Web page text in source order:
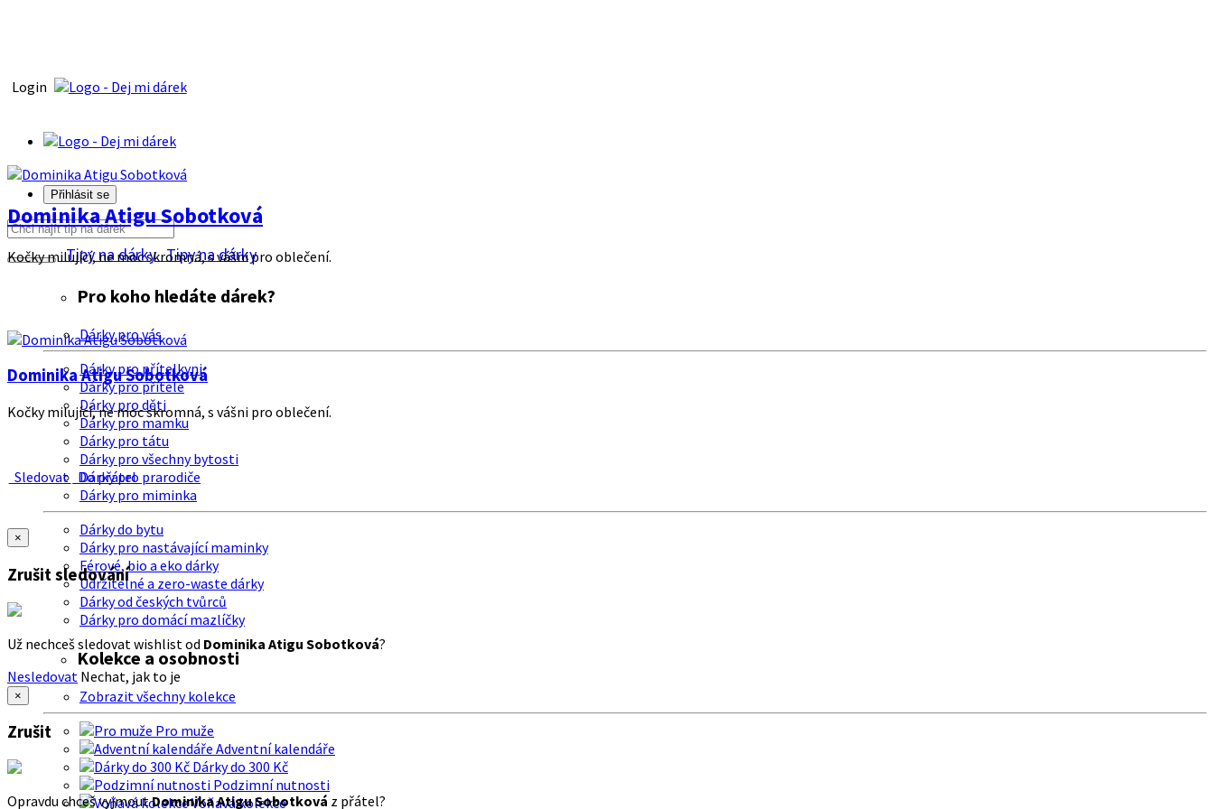
Login
Přihlásit se
Tipy na dárkyTipy na dárky
Pro koho hledáte dárek?
Dárky pro vás
Dárky pro přítelkyni
Dárky pro přítele
Dárky pro děti
Dárky pro mamku
Dárky pro tátu
Dárky pro všechny bytosti
Dárky pro prarodiče
Dárky pro miminka
Dárky do bytu
Dárky pro nastávající maminky
Férové, bio a eko dárky
Udržitelné a zero-waste dárky
Dárky od českých tvůrců
Dárky pro domácí mazlíčky
Kolekce a osobnosti
Zobrazit všechny kolekce
Pro muže
Adventní kalendáře
Dárky do 300 Kč
Podzimní nutnosti
Voňavá kolekce
Dominika Atigu Sobotková
Kočky milující, ne moc skromná, s vášni pro oblečení.
Dominika Atigu Sobotková
Kočky milující, ne moc skromná, s vášni pro oblečení.
Sledovat Do přátel
×
Zrušit sledování
Už nechceš sledovat wishlist od Dominika Atigu Sobotková?
Nesledovat Nechat, jak to je
×
Zrušit
Opravdu chceš vyjmoutDominika Atigu Sobotková z přátel?